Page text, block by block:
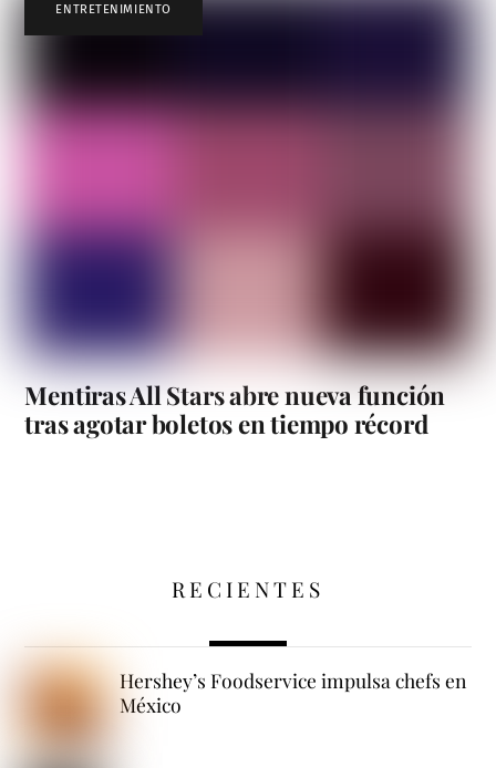
ENTRETENIMIENTO
Mentiras All Stars abre nueva función
tras agotar boletos en tiempo récord
RECIENTES
Hershey’s Foodservice impulsa chefs en
México